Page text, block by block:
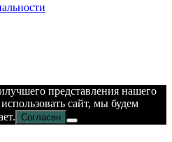
представления нашего
сайт, мы будем
Согласен